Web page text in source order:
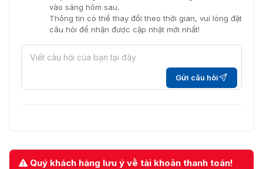
vào sáng hôm sau.
Thông tin có thể thay đổi theo thời gian, vui lòng đặt
câu hỏi để nhận được cập nhật mới nhất!
Gửi câu hỏi
Quý khách hàng lưu ý về tài khoản thanh toán!